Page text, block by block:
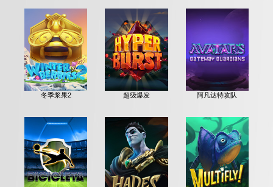
冬季浆果2 超级爆发 阿凡达特攻队